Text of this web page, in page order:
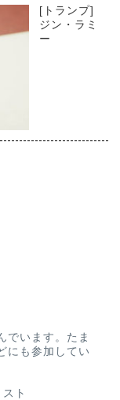
[トランプ]
ジン・ラミ
ー
でいます。たま
にも参加してい
ト